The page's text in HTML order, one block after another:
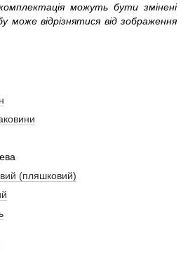
можуть бути змінені
може відрізнятися від зображення
(пляшковий)